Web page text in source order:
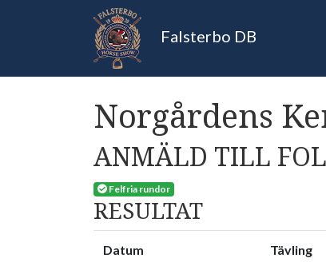
Falsterbo DB
Norgårdens
ANMÄLD TILL
Felfria rundor
RESULTAT
Datum Tävling